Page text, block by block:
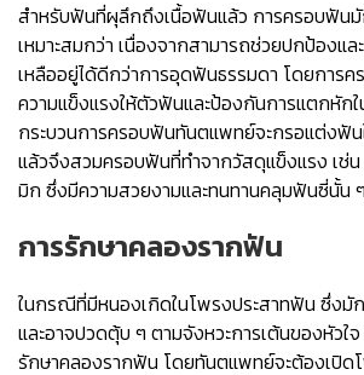
สำหรับฟันที่ผุลึกถึงเนื้อฟันแล้ว การครอบฟันมั
เหมาะสมกว่า เนื่องจากสามารถช่วยปกป้องแ
เหลืออยู่ได้ดีกว่าการอุดฟันธรรมดา โดยการค
ความแข็งแรงให้ตัวฟันและป้องกันการแตกหักใ
กระบวนการครอบฟันทันตแพทย์จะกรอแต่งฟัน
แล้วจึงสวมครอบฟันที่ทำจากวัสดุแข็งแรง เช่น
มิก ซึ่งมีความสวยงามและทนทานคลุมฟันซี่นั้น
การรักษาคลองรากฟัน
ในกรณีที่มีหนองเกิดในโพรงประสาทฟัน ซึ่งมั
และอาจปวดตุ้บ ๆ ตามจังหวะการเต้นของหัวใ
รักษาคลองรากฟัน โดยทันตแพทย์จะต้องเปิด